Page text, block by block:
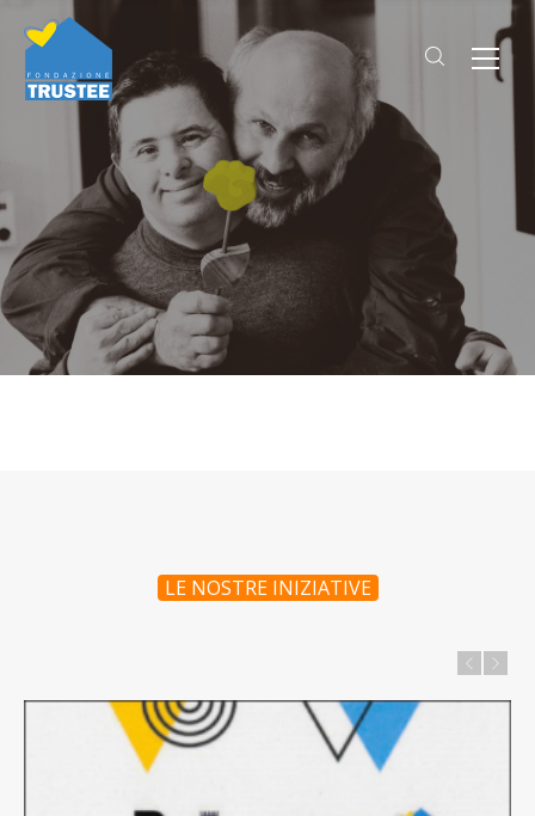
LE NOSTRE INIZIATIVE